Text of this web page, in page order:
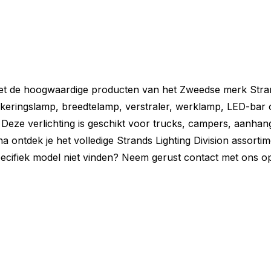
Illusion achterlicht niet helemaal
serie zijn er meerdere uitvoeringen
rij:
de hoogwaardige producten van het Zweedse merk
breedtelamp, verstraler, werklamp, LED-bar
verlichting is geschikt voor trucks, campers,
ontdek je het volledige Strands Lighting Division
model niet vinden? Neem gerust contact met ons